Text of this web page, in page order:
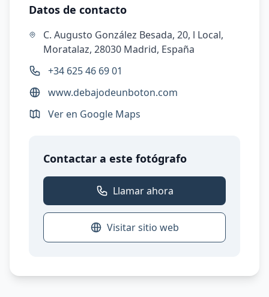
Datos de contacto
C. Augusto González Besada, 20, l Local,
Moratalaz, 28030 Madrid, España
+34 625 46 69 01
www.debajodeunboton.com
Ver en Google Maps
Contactar a este fotógrafo
Llamar ahora
Visitar sitio web